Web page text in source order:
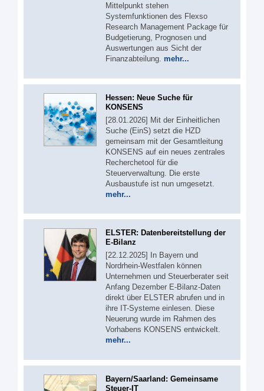
Mittelpunkt stehen
Systemfunktionen des Flexso
Research Management Package für
Budgetierung, Prognosen und
Auswertungen aus Sicht der
Finanzabteilung. mehr...
Hessen: Neue Suche für
KONSENS
[28.01.2026] Mit der Einheitlichen
Suche (EinS) setzt die HZD
gemeinsam mit der Gesamtleitung
KONSENS auf ein neues zentrales
Recherchetool für die
Steuerverwaltung. Die erste
Ausbaustufe ist nun umgesetzt.
mehr...
ELSTER: Datenbereitstellung der
E-Bilanz
[22.12.2025] In Bayern und
Nordrhein-Westfalen können
Unternehmen und Steuerberater seit
Anfang Dezember E-Bilanz-Daten
direkt über ELSTER abrufen und in
ihre IT-Systeme einlesen. Diese
Neuerung wurde im Rahmen des
Vorhabens KONSENS entwickelt.
mehr...
Bayern/Saarland: Gemeinsame
Steuer-IT